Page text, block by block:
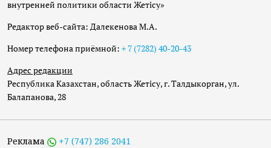
внутренней политики области Жетісу»
Редактор веб-сайта: Далекенова М.А.
Номер телефона приёмной: + 7 (7282) 40-20-43
Адрес редакции
Республика Казахстан, область Жетісу, г. Талдыкорган, ул.
Балапанова, 28
Реклама +7 (747) 286 2041